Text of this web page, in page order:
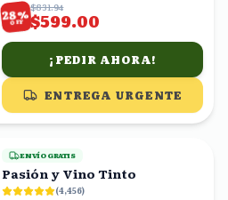
28%
OFF
$831.94
$599.00
¡PEDIR AHORA!
ENTREGA URGENTE
ENVÍO GRATIS
Pasión y Vino Tinto
(4,456)